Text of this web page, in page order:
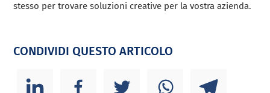
stesso per trovare soluzioni creative per la vostra azienda.
CONDIVIDI QUESTO ARTICOLO